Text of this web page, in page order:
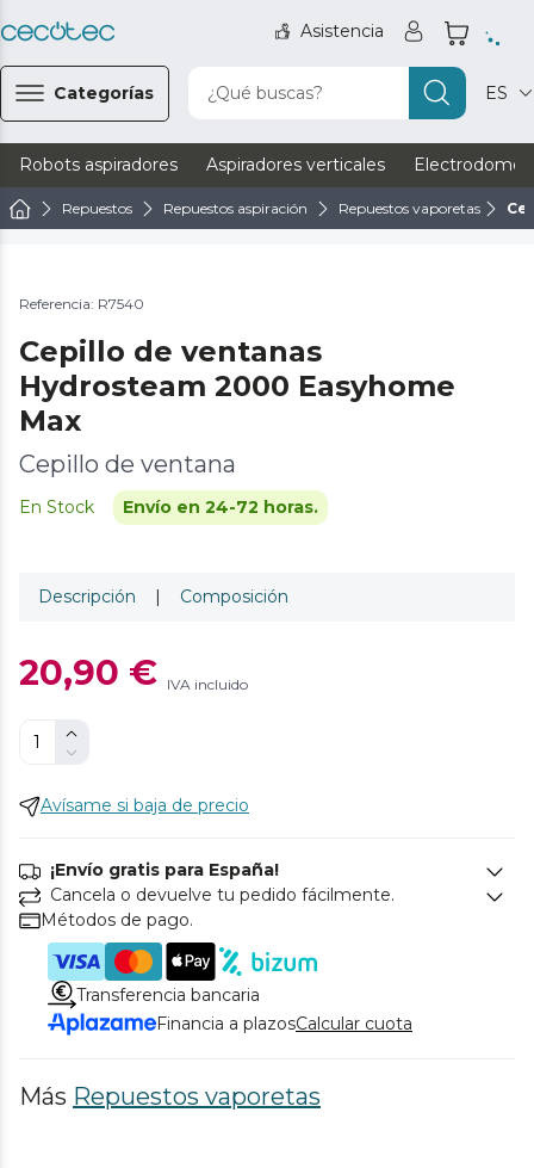
Asistencia
Categorías ¿Qué buscas? ES
Robots aspiradores Aspiradores verticales
Repuestos Repuestos aspiración Repuestos vaporetas
Referencia: R7540
Cepillo de ventanas
Hydrosteam 2000 Easyhome
Max
Cepillo de ventana
En Stock Envío en 24-72 horas.
Descripción | Composición
20,90 € IVA incluido
Avísame si baja de precio
¡Envío gratis para España!
Cancela o devuelve tu pedido fácilmente.
Métodos de pago.
Transferencia bancaria
Financia a plazosCalcular cuota
Más Repuestos vaporetas